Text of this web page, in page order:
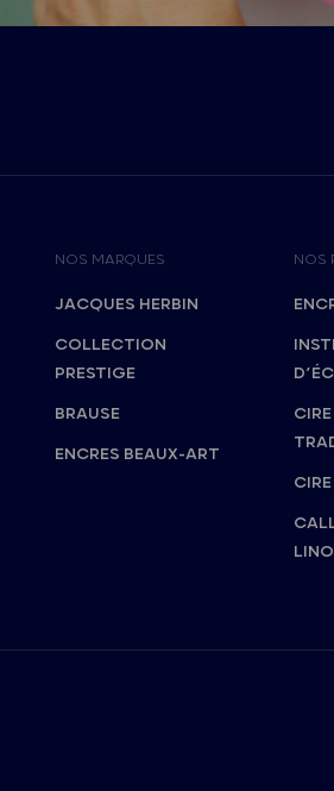
NOS MARQUES
JACQUES HERBIN
COLLECTION
PRESTIGE
BRAUSE
ENCRES BEAUX-ART
NOS
CIRE